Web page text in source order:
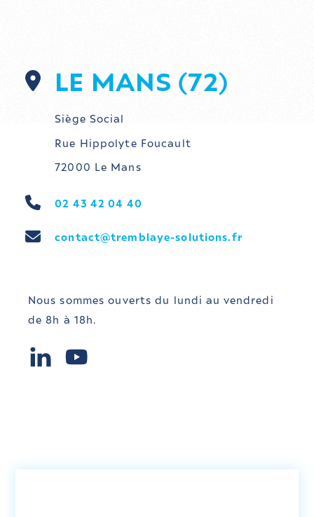
LE MANS (72)
Siège Social
Rue Hippolyte Foucault
72000 Le Mans
02 43 42 04 40
contact@tremblaye-solutions.fr
Nous sommes ouverts du lundi au vendredi
de 8h à 18h.